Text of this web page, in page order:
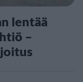
lentää
–